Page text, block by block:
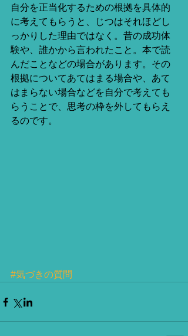
自分を正当化するための根拠を具体的
に考えてもらうと、じつはそれほどし
っかりした理由ではなく。昔の成功体
験や、誰かから言われたこと。本で読
んだことなどの場合があります。その
根拠についてあてはまる場合や、あて
はまらない場合などを自分で考えても
らうことで、思考の枠を外してもらえ
るのです。
#気づきの質問